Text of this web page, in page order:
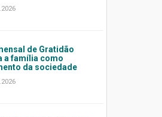
de Gratidão
a família como
da sociedade